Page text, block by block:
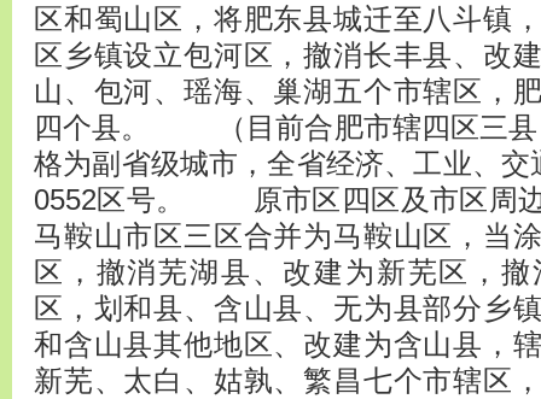
区和蜀山区，将肥东县城迁至八斗镇
区乡镇设立包河区，撤消长丰县、改
山、包河、瑶海、巢湖五个市辖区，
四个县。 （目前合肥市辖四区
格为副省级城市，全省经济、工业、
0552区号。 原市区四区及市区周边
马鞍山市区三区合并为马鞍山区，当
区，撤消芜湖县、改建为新芜区，
区，划和县、含山县、无为县部分乡
和含山县其他地区、改建为含山县，
新芜、太白、姑孰、繁昌七个市辖区